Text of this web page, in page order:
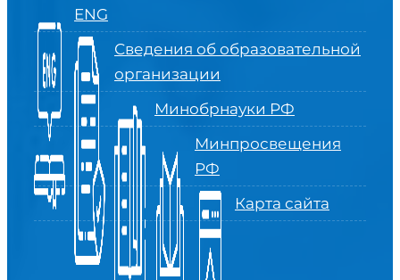
ENG
Сведения об образовательной
организации
Минобрнауки РФ
Минпросвещения
РФ
Карта сайта